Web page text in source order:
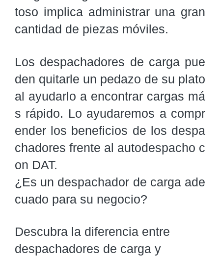
toso implica administrar una gran
cantidad de piezas móviles.
Los despachadores de carga pue
den quitarle un pedazo de su plato
al ayudarlo a encontrar cargas má
s rápido. Lo ayudaremos a compr
ender los beneficios de los despa
chadores frente al autodespacho c
on DAT.
¿Es un despachador de carga ade
cuado para su negocio?
Descubra la diferencia entre
despachadores de carga y